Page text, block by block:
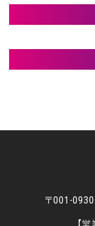
室蘭市Ｇ様
札幌市Ｍ様
美装
〒001-